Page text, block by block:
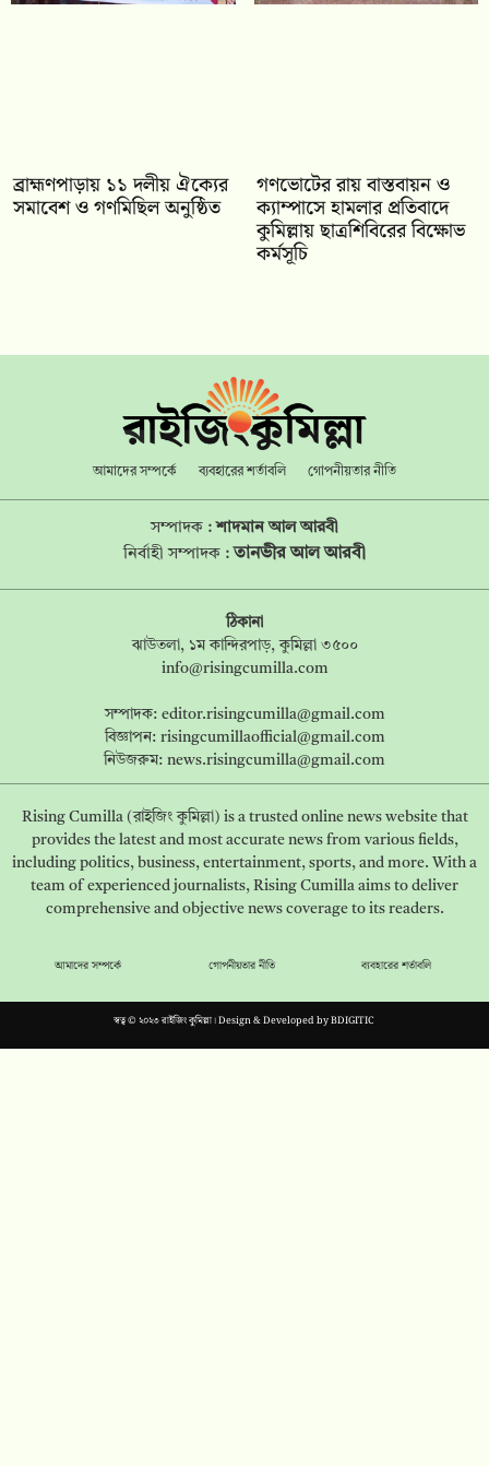
‎ব্রাহ্মণপাড়ায় ১১ দলীয় ঐক্যের
সমাবেশ ও গণমিছিল অনুষ্ঠিত
গণভোটের রায় বাস্তবায়ন ও
ক্যাম্পাসে হামলার প্রতিবাদে
কুমিল্লায় ছাত্রশিবিরের বিক্ষোভ
কর্মসূচি
আমাদের সম্পর্কে ব্যবহারের শর্তাবলি গোপনীয়তার নীতি
সম্পাদক :শাদমান আল আরবী
নির্বাহী সম্পাদক : তানভীর আল আরবী
ঠিকানা
ঝাউতলা, ১ম কান্দিরপাড়, কুমিল্লা ৩৫০০
info@risingcumilla.com
সম্পাদক: editor.risingcumilla@gmail.com
বিজ্ঞাপন: risingcumillaofficial@gmail.com
নিউজরুম: news.risingcumilla@gmail.com
Rising Cumilla (রাইজিং কুমিল্লা) is a trusted online news website that
provides the latest and most accurate news from various fields,
including politics, business, entertainment, sports, and more. With a
team of experienced journalists, Rising Cumilla aims to deliver
comprehensive and objective news coverage to its readers.
আমাদের সম্পর্কে গোপনীয়তার নীতি ব্যবহারের শর্তাবলি
স্বত্ব © ২০২৩ রাইজিং কুমিল্লা। Design & Developed byBDIGITIC